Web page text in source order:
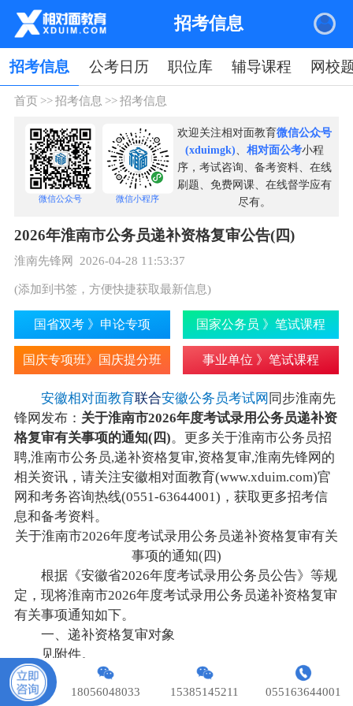
18056048033 15385145211 055163644001
招考信息
招考信息 公考日历 职位库 辅导课程 网校
首页 >>招考信息 >>招考信息
微信公众号 微信小程序
欢迎关注相对面教育微信公众号
(xduimgk)
相对面公考小程
序，考试咨询、备考资料、在线
刷题、免费网课、在线督学应有
尽有。
2026年淮南市公务员递补资格复审公告(四)
淮南先锋网 2026-04-28 11:53:37
(添加到书签，方便快捷获取最新信息)
国省双考 》申论专项 国家公务员 》笔试课程
国庆专项班》国庆提分班 事业单位 》笔试课程
安徽相对面教育联合安徽公务员考试网 同步淮南先
锋网发布： 关于淮南市2026年度考试录用公务员递补资
格复审有关事项的通知(四)。更多关于淮南市公务员招
聘,淮南市公务员,递补资格复审,资格复审,淮南先锋网的
相关资讯，请关注安徽相对面教育(www.xduim.com)官
网和考务咨询热线(0551-63644001)，获取更多招考信
息和备考资料。
关于淮南市2026年度考试录用公务员递补资格复审有关
事项的通知(四)
根据《安徽省2026年度考试录用公务员公告》等规
定，现将淮南市2026年度考试录用公务员递补资格复审
有关事项通知如下。
一、递补资格复审对象
见附件。
二、递补资格复审时间
即日起至2026年4月30日12:00，逾期不参加资格复